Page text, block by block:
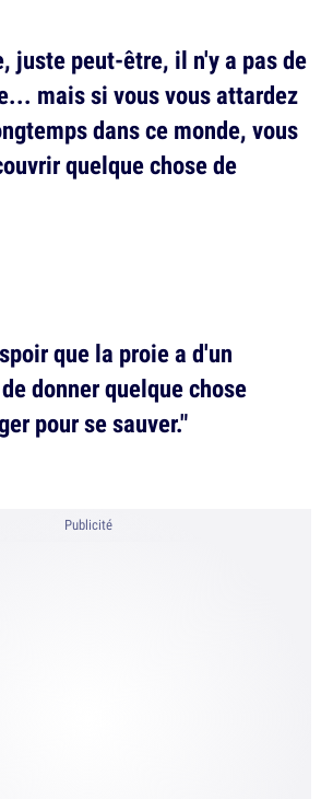
juste peut-être, il n'y a pas de
mais si vous vous attardez
dans ce monde, vous
quelque chose de
que la proie a d'un
donner quelque chose
pour se sauver."
Publicité